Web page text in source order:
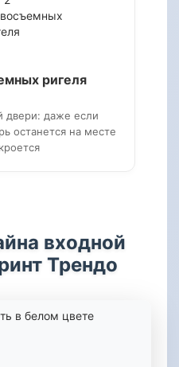
ригеля
двери: даже если
останется на месте
входной
Трендо